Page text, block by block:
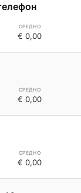
€ 0,00
€ 0,00
€ 0,00